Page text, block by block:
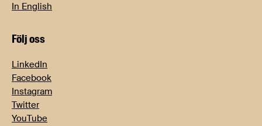
In English
Följ oss
LinkedIn
Facebook
Instagram
Twitter
YouTube